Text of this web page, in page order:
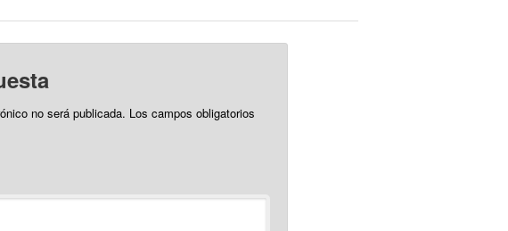
no será publicada. Los campos obligatorios